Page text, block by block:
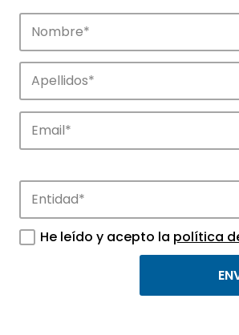
Noticias
Conoce las noticias más
APTE y sus parques
tecnológicos.
He leído y acepto la política